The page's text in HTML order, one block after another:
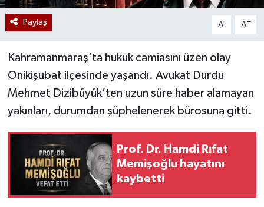
Paylaş A- A+
Kahramanmaraş’ta hukuk camiasını üzen olay
Onikişubat ilçesinde yaşandı. Avukat Durdu
Mehmet Dizibüyük’ten uzun süre haber alamayan
yakınları, durumdan şüphelenerek bürosuna gitti.
Prof. Dr. Hamdi Rıfat
Memişoğlu hayatını
kaybetti